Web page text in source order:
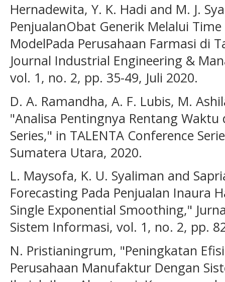
Hernadewita, Y. K. Hadi and M. J.
PenjualanObat Generik Melalui
ModelPada Perusahaan Farmasi di
Journal Industrial Engineering &
vol. 1, no. 2, pp. 35-49, Juli 2020.
D. A. Ramandha, A. F. Lubis, M.
"Analisa Pentingnya Rentang
Series," in TALENTA Conference
Sumatera Utara, 2020.
L. Maysofa, K. U. Syaliman and
Forecasting Pada Penjualan Inaura
Single Exponential Smoothing,"
Sistem Informasi, vol. 1, no. 2, pp.
N. Pristianingrum, "Peningkatan
Perusahaan Manufaktur Dengan